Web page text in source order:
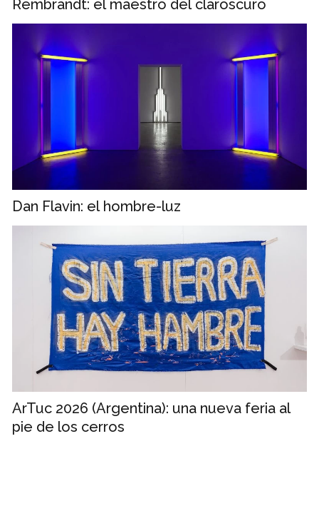
Rembrandt: el maestro del claroscuro
Dan Flavin: el hombre-luz
ArTuc 2026 (Argentina): una nueva feria al
pie de los cerros